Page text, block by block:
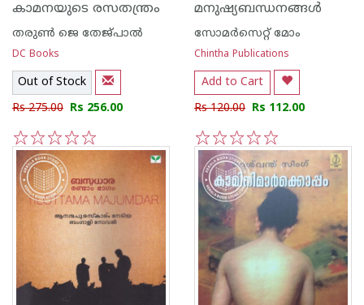
കാമനയുടെ രസതന്ത്രം
തരുണ്‍ ജെ തേജ്പാല്‍
DC Books
Out of Stock
Rs 275.00 Rs 256.00
5
4
3
2
1
മനുഷ്യബന്ധനങ്ങള്‍
സോമര്‍സെറ്റ് മോം
Chintha Publications
Add to Cart
Rs 120.00 Rs 112.00
5
4
3
2
1